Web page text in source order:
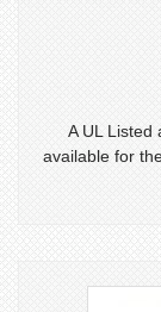
A UL Listed
available for